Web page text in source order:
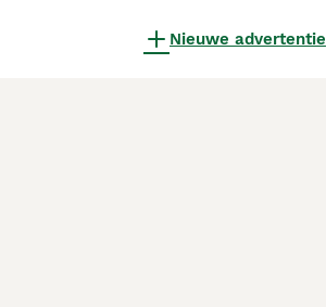
Nieuwe advertentie